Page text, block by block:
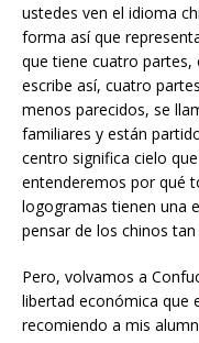
ustedes ven el idioma
forma así que
que tiene cuatro partes,
escribe así, cuatro
menos parecidos, se
familiares y están
centro significa cielo
entenderemos por qué
logogramas tienen una
pensar de los chinos
Pero, volvamos a
libertad económica que
recomiendo a mis